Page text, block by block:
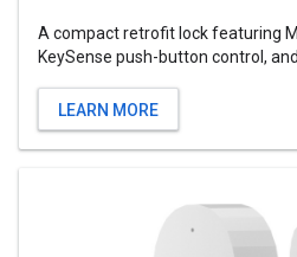
A compact retrofit lock featuring
KeySense push-button control,
LEARN MORE